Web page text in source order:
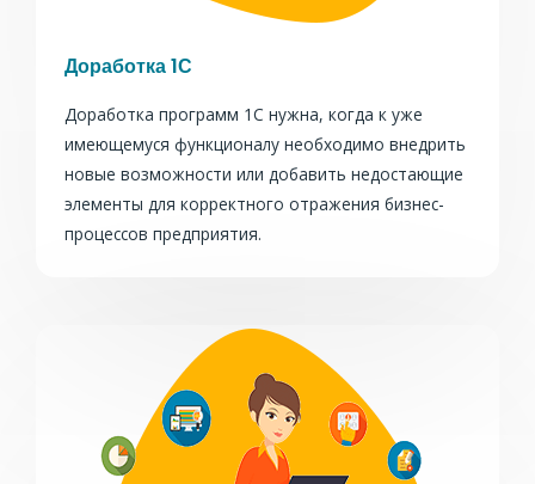
Доработка 1С
Доработка программ 1С нужна, когда к уже
имеющемуся функционалу необходимо внедрить
новые возможности или добавить недостающие
элементы для корректного отражения бизнес-
процессов предприятия.